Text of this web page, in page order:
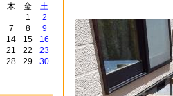
木 金
土
1
2
7 8
9
14 15
16
21 22
23
28 29
30